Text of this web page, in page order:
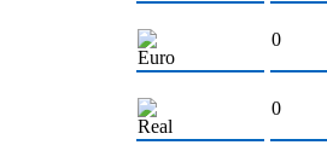
Euro
0
Real
0